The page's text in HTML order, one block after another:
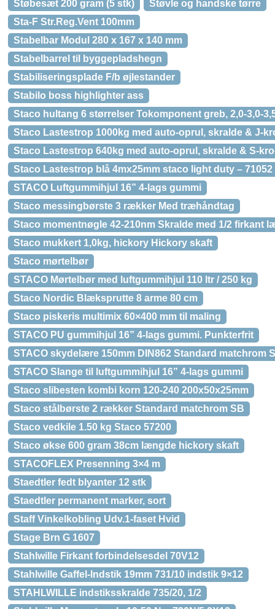
Støbesæt 200 gram (5 stk)
Støvle og handske tørre
Sta-F Str.Reg.Vent 100mm
Stabelbar Modul 280 x 167 x 140 mm
Stabelbarrel til byggepladshegn
Stabiliseringsplade F/b øjlestander
Stabilo boss highlighter ass
Staco hultang 6 størrelser Tokomponent greb, 2,0-3,0-
Staco Lastestrop 1000kg med auto-oprul, skralde & J-
Staco Lastestrop 640kg med auto-oprul, skralde & S-
Staco Lastestrop blå 4mx25mm staco light duty – 71052
STACO Luftgummihjul 16” 4-lags gummi
Staco messingbørste 3 rækker Med træhåndtag
Staco momentnøgle 42-210nm Skralde med 1/2 firkant
Staco mukkert 1,0kg, hickory Hickory skaft
Staco mørtelbør
STACO Mørtelbør med luftgummihjul 110 ltr / 250 kg
Staco Nordic Blæksprutte 8 arme 80 cm
Staco piskeris multimix 60×400 mm til maling
STACO PU gummihjul 16” 4-lags gummi. Punkterfrit
STACO skydelære 150mm DIN862 Standard matchrom
STACO Slange til luftgummihjul 16” 4-lags gummi
Staco slibesten kombi korn 120-240 200x50x25mm
Staco stålbørste 2 rækker Standard matchrom SB
Staco vedkile 1.50 kg Staco 57200
Staco økse 600 gram 38cm længde hickory skaft
STACOFLEX Presenning 3×4 m
Staedtler fedt blyanter 12 stk
Staedtler permanent marker, sort
Staff Vinkelkobling Udv.1-faset Hvid
Stage Brn G 1607
Stahlwille Firkant forbindelsesdel 70V12
Stahlwille Gaffel-Indstik 19mm 731/10 indstik 9×12
STAHLWILLE indstiksskralde 735/20, 1/2